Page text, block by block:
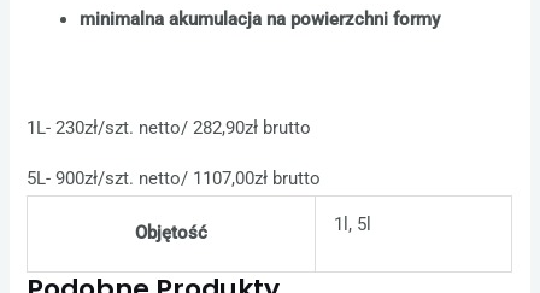
minimalna akumulacja na powierzchni formy
1L- 230zł/szt. netto/ 282,90zł brutto
5L- 900zł/szt. netto/ 1107,00zł brutto
Objętość 1l, 5l